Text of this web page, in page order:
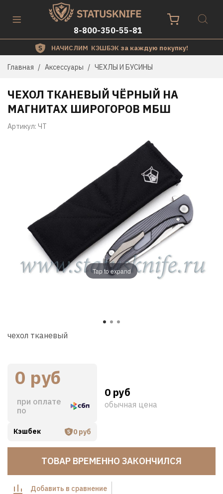
8-800-350-55-81
НАЧИСЛИМ КЭШБЭК за каждую покупку!
Главная Аксессуары ЧЕХЛЫ И БУСИНЫ
Tap to expand
Артикул: ЧТ
ЧЕХОЛ ТКАНЕВЫЙ ЧЁРНЫЙ НА
МАГНИТАХ ШИРОГОРОВ МБШ
чехол тканевый
0 руб
при оплате
по
Кэшбек 0 руб
0 руб
обычная цена
ТОВАР ВРЕМЕННО ЗАКОНЧИЛСЯ
Добавить в сравнение